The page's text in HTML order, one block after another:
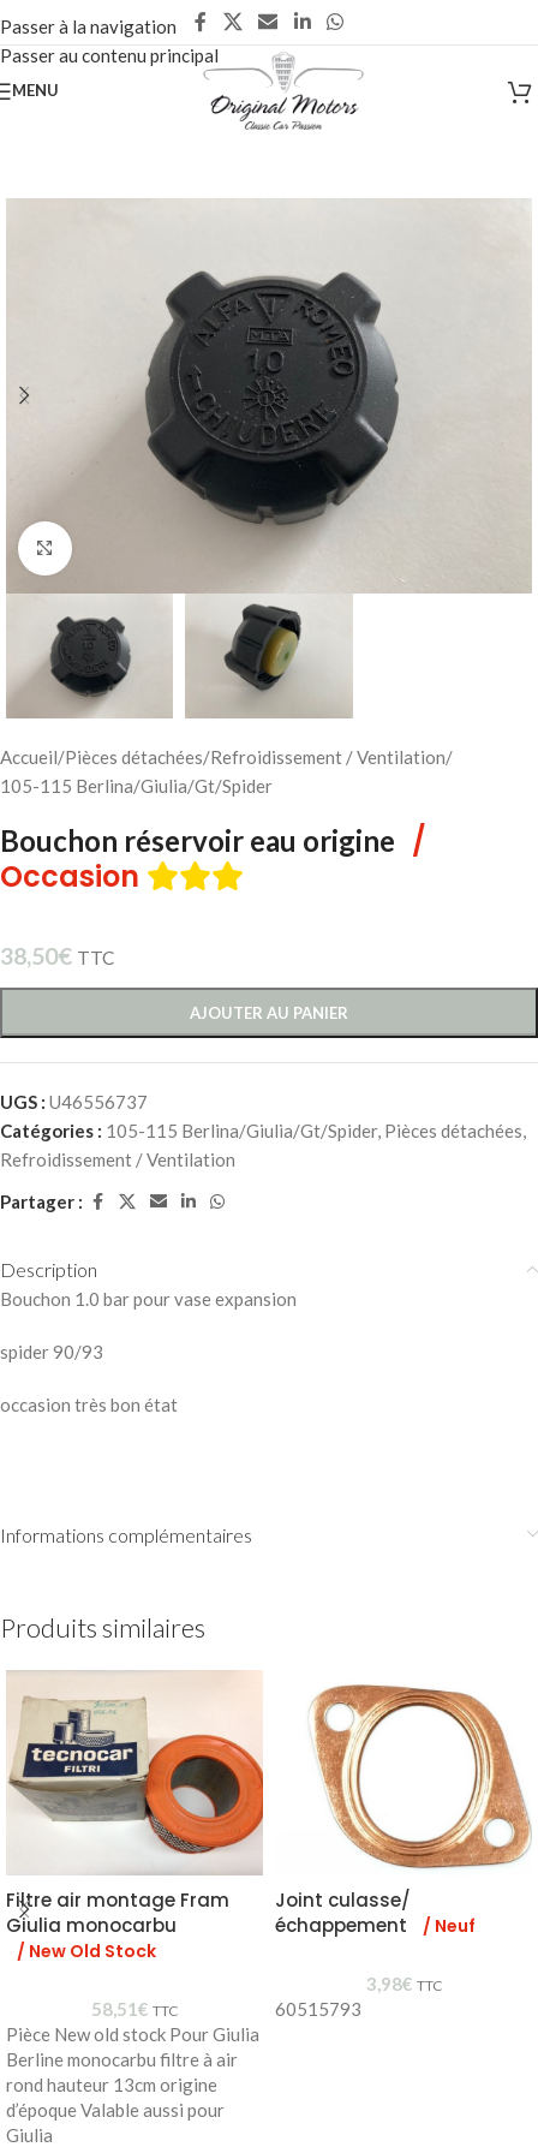
Passer à la navigation
Passer au contenu principal
MENU
Cliquez pour agrandir
Accueil/Pièces détachées/Refroidissement / Ventilation/
105-115 Berlina/Giulia/Gt/Spider
Bouchon réservoir eau origine /
Occasion
38,50€ TTC
AJOUTER AU PANIER
UGS : U46556737
Catégories : 105-115 Berlina/Giulia/Gt/Spider, Pièces détachées,
Refroidissement / Ventilation
Partager :
Description
Bouchon 1.0 bar pour vase expansion
spider 90/93
occasion très bon état
Informations complémentaires
Produits similaires
Filtre air montage Fram
Giulia monocarbu
/ New Old Stock
58,51€ TTC
Pièce New old stock Pour Giulia
Berline monocarbu filtre à air
rond hauteur 13cm origine
d’époque Valable aussi pour
Giulia
Joint culasse/
échappement
/ Neuf
3,98€ TTC
60515793